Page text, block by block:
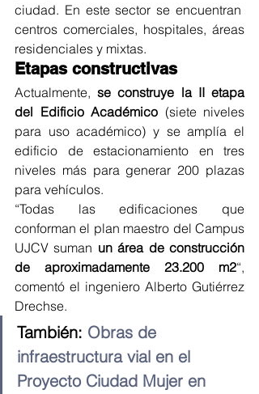
ciudad. En este sector se encuentran
centros comerciales, hospitales, áreas
residenciales y mixtas.
Etapas constructivas
Actualmente, se construye la II etapa
del Edificio Académico (siete niveles
para uso académico) y se amplía el
edificio de estacionamiento en tres
niveles más para generar 200 plazas
para vehículos.
“Todas las edificaciones que
conforman el plan maestro del Campus
UJCV suman un área de construcción
de aproximadamente 23.200 m2“,
comentó el ingeniero Alberto Gutiérrez
Drechse.
También: Obras de
infraestructura vial en el
Proyecto Ciudad Mujer en